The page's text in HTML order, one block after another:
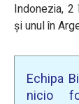
Indonezia, 2
și unul în
Echipa
nicio